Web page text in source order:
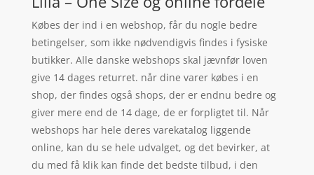
Købes der ind i en webshop, får du nogle bedre
betingelser, som ikke nødvendigvis findes i fysiske
butikker. Alle danske webshops skal jævnfør loven
give 14 dages returret. når dine varer købes i en
shop, der findes også shops, der er endnu bedre og
giver mere end de 14 dage, de er forpligtet til. Når
webshops har hele deres varekatalog liggende
online, kan du se hele udvalget, og det bevirker, at
du med få klik kan finde det bedste tilbud, i den